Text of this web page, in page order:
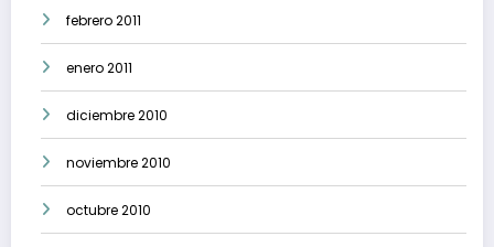
febrero 2011
enero 2011
diciembre 2010
noviembre 2010
octubre 2010